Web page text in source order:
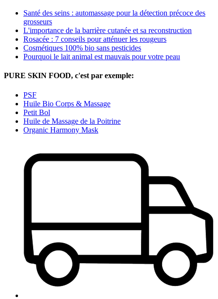
Santé des seins : automassage pour la détection précoce des
grosseurs
L'importance de la barrière cutanée et sa reconstruction
Rosacée : 7 conseils pour atténuer les rougeurs
Cosmétiques 100% bio sans pesticides
Pourquoi le lait animal est mauvais pour votre peau
PURE SKIN FOOD, c'est par exemple:
PSF
Huile Bio Corps & Massage
Petit Bol
Huile de Massage de la Poitrine
Organic Harmony Mask